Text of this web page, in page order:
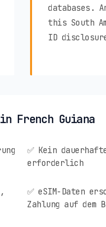
databases.
this South
ID
French Guiana
✅ Kein
erforderlich
✅ eSIM-Daten
Zahlung auf dem